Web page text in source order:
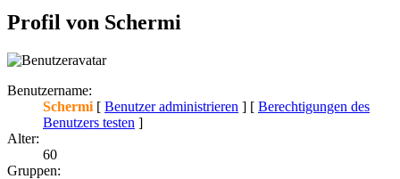
Profil von Schermi
Benutzername:
Schermi [ Benutzer administrieren ] [ Berechtigungen des
Benutzers testen ]
Alter:
60
Gruppen: